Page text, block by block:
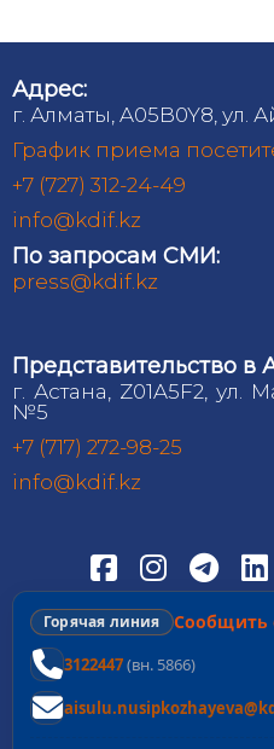
Адрес:
г. Алматы, A05B0Y8, ул.
График приема
+7 (727) 312-24-49
info@kdif.kz
По запросам СМИ:
press@kdif.kz
Представительство в
г. Астана, Z01A5F2, ул.
№5
+7 (717) 272-98-25
info@kdif.kz
Горячая линия Сообщить
3122447(вн. 5866)